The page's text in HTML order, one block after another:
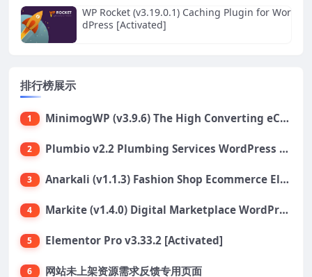
WP Rocket (v3.19.0.1) Caching Plugin for Wor
dPress [Activated]
排行榜展示
1 MinimogWP (v3.9.6) The High Converting eCommerce WordPress Theme
2 Plumbio v2.2 Plumbing Services WordPress Theme
3 Anarkali (v1.1.3) Fashion Shop Ecommerce Elementor Theme
4 Markite (v1.4.0) Digital Marketplace WordPress Theme
5 Elementor Pro v3.33.2 [Activated]
6 网站未上架资源需求反馈专用页面